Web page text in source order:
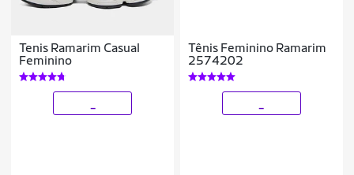
Tenis Ramarim Casual
Feminino
Tênis Feminino Ramarim
2574202